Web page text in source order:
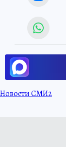
Новости СМИ2